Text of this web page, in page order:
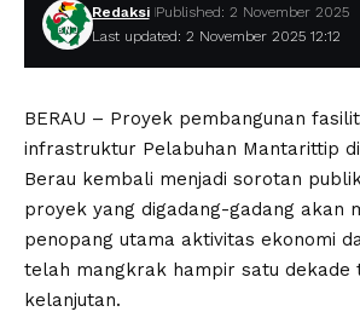
Last updated: 2 November 2025 12:12
Redaksi Published: 2 November 2025
BERAU – Proyek pembangunan
infrastruktur Pelabuhan Mantarittip
Berau kembali menjadi sorotan
proyek yang digadang-gadang akan
penopang utama aktivitas ekonomi
telah mangkrak hampir satu dekade
kelanjutan.